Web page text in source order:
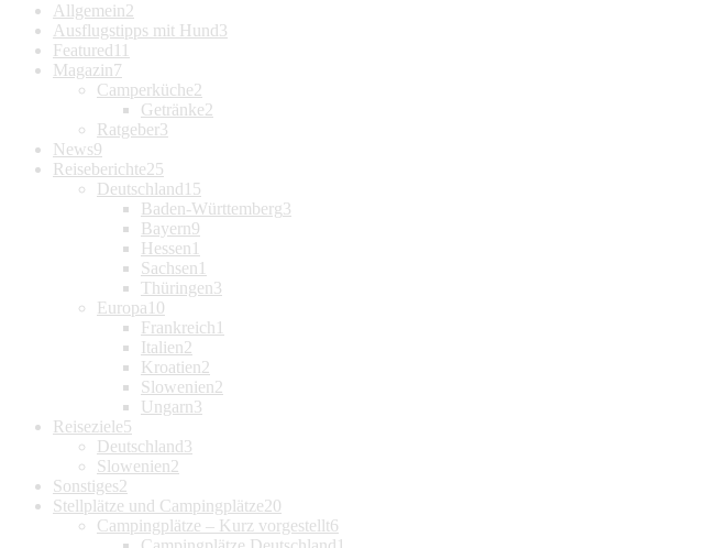
Allgemein2
Ausflugstipps mit Hund3
Featured 11
Magazin7
Camperküche2
Getränke2
Ratgeber3
News9
Reiseberichte25
Deutschland 15
Baden-Württemberg3
Bayern9
Hessen 1
Sachsen 1
Thüringen3
Europa 10
Frankreich 1
Italien2
Kroatien2
Slowenien2
Ungarn3
Reiseziele5
Deutschland3
Slowenien2
Sonstiges2
Stellplätze und Campingplätze20
Campingplätze – Kurz vorgestellt6